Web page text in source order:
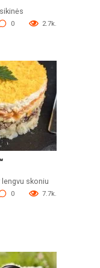
0 2.7k.
skoniu
0 7.7k.